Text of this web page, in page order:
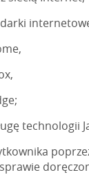
technologii